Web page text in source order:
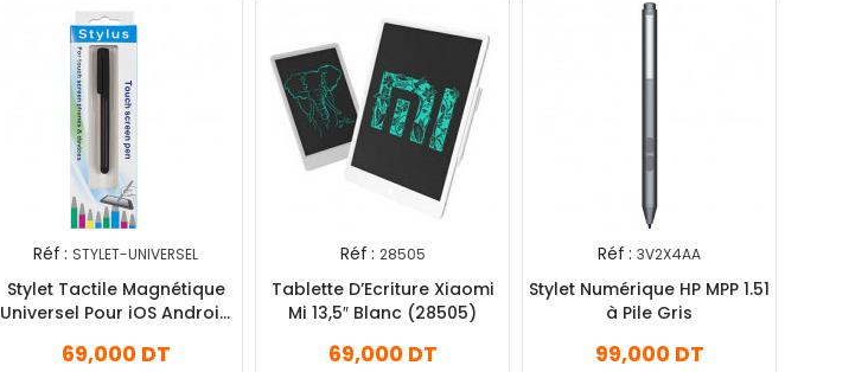
Réf : STYLET-UNIVERSEL
Stylet Tactile Magnétique
Universel Pour iOS Android
69,000 DT
Réf : 28505
Tablette D’Ecriture Xiaomi
Mi 13,5″ Blanc (28505)
69,000 DT
Réf : 3V2X4AA
Stylet Numérique HP MPP 1.51
à Pile Gris
99,000 DT